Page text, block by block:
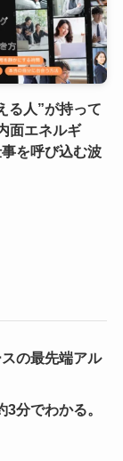
る人”が持って
面エネルギ
を呼び込む波
の最先端アル
分でわかる。